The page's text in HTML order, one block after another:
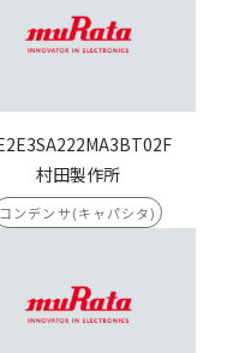
村田製作所
コンデンサ(キャパシタ)